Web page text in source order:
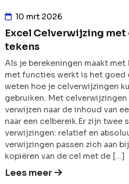
10 mrt 2026
Excel Celverwijzing
tekens
Als je berekeningen maakt met
met functies werkt is het goed
weten hoe je celverwijzingen
gebruiken. Met celverwijzingen
verwijzen naar de inhoud van
naar een celbereik.Er zijn twee
verwijzingen: relatief en
verwijzingen passen zich aan
kopiëren van de cel met de […]
Lees meer